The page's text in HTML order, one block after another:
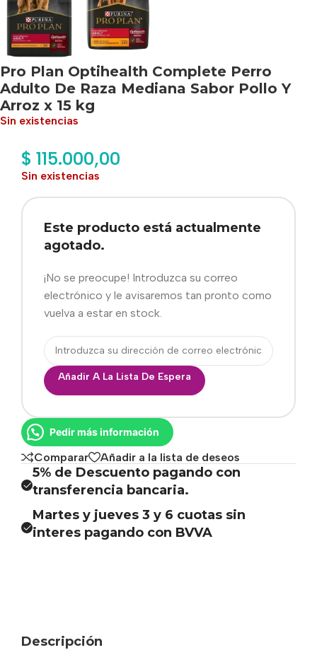
Pro Plan Optihealth Complete Perro
Adulto De Raza Mediana Sabor Pollo Y
Arroz x 15 kg
Sin existencias
$ 115.000,00
Sin existencias
Este producto está actualmente
agotado.
¡No se preocupe! Introduzca su correo
electrónico y le avisaremos tan pronto como
vuelva a estar en stock.
Añadir A La Lista De Espera
Pedir más información
Comparar Añadir a la lista de deseos
5% de Descuento pagando con
transferencia bancaria.
Martes y jueves 3 y 6 cuotas sin
interes pagando con BVVA
Descripción